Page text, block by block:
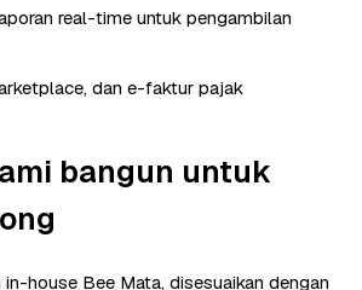
real-time untuk pengambilan
dan e-faktur pajak
bangun untuk
house Bee Mata, disesuaikan dengan